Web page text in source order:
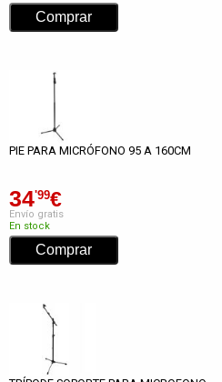
PIE PARA MICRÓFONO 95 A 160CM
34'99€
Envío gratis
En stock